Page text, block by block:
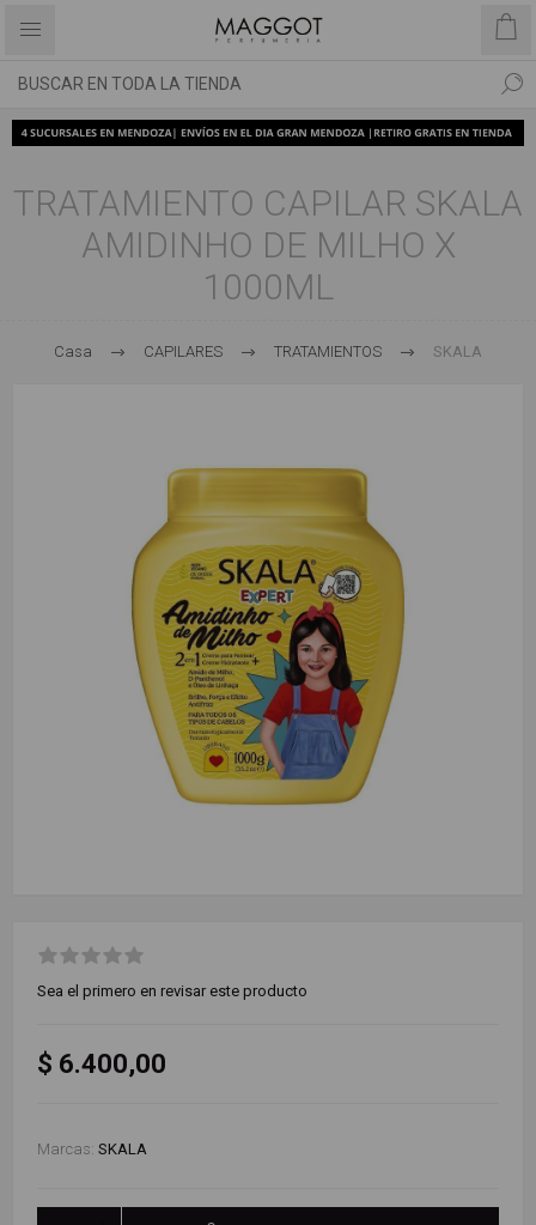
TRATAMIENTO CAPILAR SKALA
AMIDINHO DE MILHO X
1000ML
Casa CAPILARES TRATAMIENTOS SKALA
Sea el primero en revisar este producto
$ 6.400,00
Marcas: SKALA